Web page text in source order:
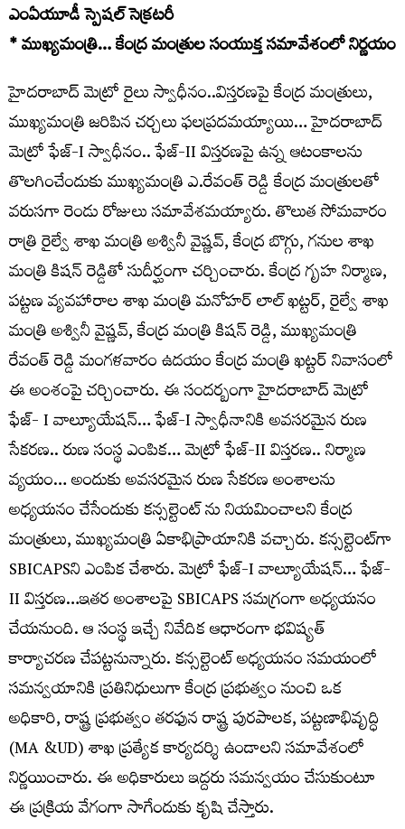
ఎంఏయూడీ స్పెష‌ల్ సెక్ర‌ట‌రీ
* ముఖ్య‌మంత్రి… కేంద్ర మంత్రుల సంయుక్త స‌మావేశంలో నిర్ణ‌యం
హైద‌రాబాద్ మెట్రో రైలు స్వాధీనం..విస్త‌ర‌ణ‌పై కేంద్ర మంత్రులు,
ముఖ్య‌మంత్రి జ‌రిపిన చ‌ర్చ‌లు ఫ‌ల‌ప్ర‌ద‌మ‌య్యాయి… హైద‌రాబాద్
మెట్రో ఫేజ్‌-I స్వాధీనం.. ఫేజ్‌-II విస్త‌ర‌ణ‌పై ఉన్న ఆటంకాల‌ను
తొల‌గించేందుకు ముఖ్య‌మంత్రి ఎ.రేవంత్ రెడ్డి కేంద్ర మంత్రుల‌తో
వ‌రుస‌గా రెండు రోజులు స‌మావేశ‌మ‌య్యారు. తొలుత సోమ‌వారం
రాత్రి రైల్వే శాఖ మంత్రి అశ్వినీ వైష్ణ‌వ్‌, కేంద్ర బొగ్గు, గ‌నుల శాఖ
మంత్రి కిష‌న్ రెడ్డితో సుదీర్ఘంగా చ‌ర్చించారు. కేంద్ర గృహ నిర్మాణ‌,
ప‌ట్ట‌ణ వ్య‌వ‌హారాల శాఖ మంత్రి మ‌నోహ‌ర్ లాల్ ఖ‌ట్ట‌ర్‌, రైల్వే శాఖ
మంత్రి అశ్వినీ వైష్ణ‌వ్, కేంద్ర మంత్రి కిష‌న్ రెడ్డి, ముఖ్య‌మంత్రి
రేవంత్ రెడ్డి మంగ‌ళ‌వారం ఉద‌యం కేంద్ర మంత్రి ఖ‌ట్ట‌ర్ నివాసంలో
ఈ అంశంపై చ‌ర్చించారు. ఈ సంద‌ర్బంగా హైద‌రాబాద్ మెట్రో
ఫేజ్‌- I వాల్యూయేష‌న్‌… ఫేజ్‌-I స్వాధీనానికి అవ‌స‌ర‌మైన రుణ
సేక‌ర‌ణ‌.. రుణ సంస్థ ఎంపిక… మెట్రో ఫేజ్‌-II విస్త‌ర‌ణ‌.. నిర్మాణ‌
వ్య‌యం… అందుకు అవ‌స‌ర‌మైన రుణ సేక‌ర‌ణ అంశాల‌ను
అధ్య‌య‌నం చేసేందుకు క‌న్స‌ల్టెంట్ ను నియ‌మించాల‌ని కేంద్ర
మంత్రులు, ముఖ్య‌మంత్రి ఏకాభిప్రాయానికి వ‌చ్చారు. క‌న్స‌ల్టెంట్‌గా
SBICAPSని ఎంపిక చేశారు. మెట్రో ఫేజ్‌-I వాల్యూయేష‌న్‌… ఫేజ్‌-
II విస్త‌ర‌ణ‌…ఇత‌ర అంశాల‌పై SBICAPS స‌మ‌గ్రంగా అధ్య‌య‌నం
చేయ‌నుంది. ఆ సంస్థ ఇచ్చే నివేదిక ఆధారంగా భ‌విష్య‌త్
కార్యాచ‌ర‌ణ చేప‌ట్ట‌నున్నారు. క‌న్స‌ల్టెంట్ అధ్య‌య‌నం స‌మ‌యంలో
స‌మ‌న్వ‌యానికి ప్ర‌తినిధులుగా కేంద్ర ప్ర‌భుత్వం నుంచి ఒక
అధికారి, రాష్ట్ర ప్ర‌భుత్వం త‌ర‌ఫున రాష్ట్ర పుర‌పాల‌క‌, ప‌ట్ట‌ణాభివృద్ధి
(MA &UD) శాఖ ప్ర‌త్యేక కార్య‌ద‌ర్శి ఉండాల‌ని స‌మావేశంలో
నిర్ణ‌యించారు. ఈ అధికారులు ఇద్ద‌రు స‌మ‌న్వ‌యం చేసుకుంటూ
ఈ ప్ర‌క్రియ వేగంగా సాగేందుకు కృషి చేస్తారు.